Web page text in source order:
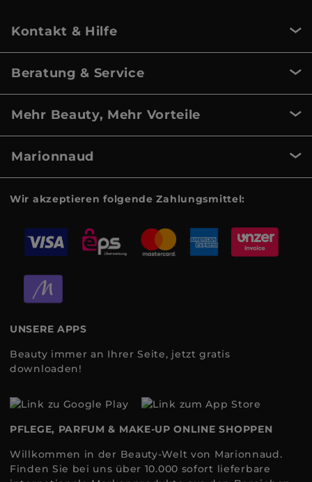
Kontakt & Hilfe
Beratung & Service
Mehr Beauty, Mehr Vorteile
Marionnaud
Wir akzeptieren folgende Zahlungsmittel:
UNSERE APPS
Beauty immer an Ihrer Seite, jetzt gratis
downloaden!
PFLEGE, PARFUM & MAKE-UP ONLINE SHOPPEN
Willkommen in der Beauty-Welt von Marionnaud.
Finden Sie bei uns über 10.000 sofort lieferbare